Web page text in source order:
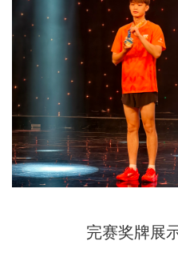
完赛奖牌展